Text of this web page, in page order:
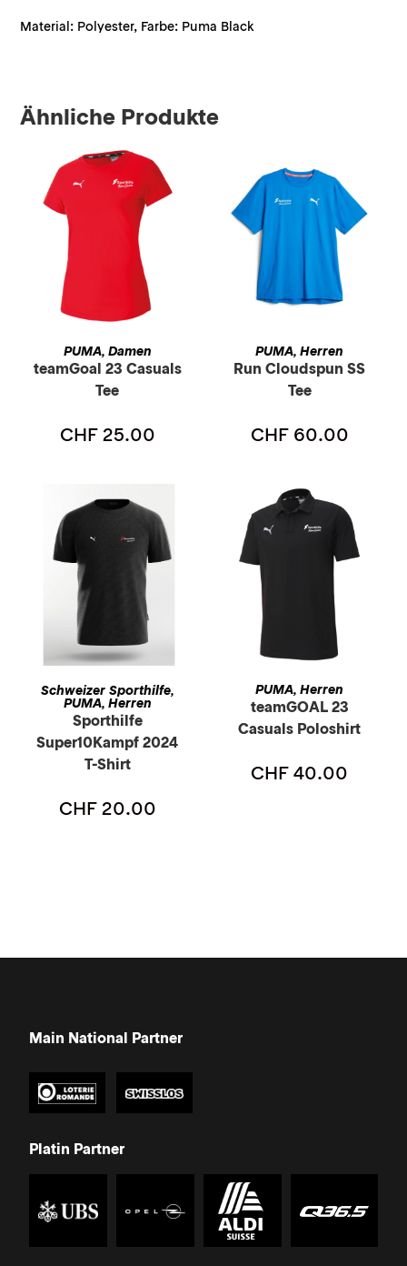
Material: Polyester, Farbe: Puma Black
Ähnliche Produkte
AUSFÜHRUNG WÄHLEN
PUMA, Damen
teamGoal 23 Casuals
Tee
CHF25.00
AUSFÜHRUNG WÄHLEN
PUMA,Herren
Run Cloudspun SS
Tee
CHF60.00
AUSFÜHRUNG WÄHLEN
Schweizer Sporthilfe,
PUMA, Herren
Sporthilfe
Super10Kampf 2024
T-Shirt
CHF20.00
AUSFÜHRUNG WÄHLEN
PUMA,Herren
teamGOAL 23
Casuals Poloshirt
CHF40.00
Main National Partner
Platin Partner